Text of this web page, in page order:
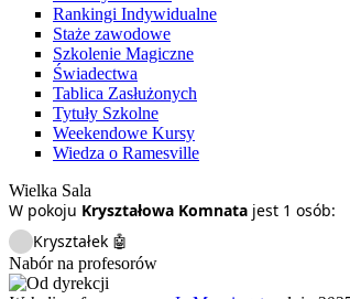
Rankingi Indywidualne
Staże zawodowe
Szkolenie Magiczne
Świadectwa
Tablica Zasłużonych
Tytuły Szkolne
Weekendowe Kursy
Wiedza o Ramesville
Wielka Sala
W pokoju Kryształowa Komnata jest 1 osób:
Kryształek 🤖
Nabór na profesorów